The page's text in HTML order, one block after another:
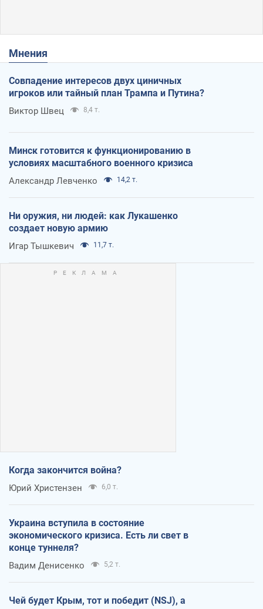
Мнения
Совпадение интересов двух циничных
игроков или тайный план Трампа и Путина?
Виктор Швец 8,4 т.
Минск готовится к функционированию в
условиях масштабного военного кризиса
Александр Левченко 14,2 т.
Ни оружия, ни людей: как Лукашенко
создает новую армию
Игар Тышкевич 11,7 т.
Когда закончится война?
Юрий Христензен 6,0 т.
Украина вступила в состояние
экономического кризиса. Есть ли свет в
конце туннеля?
Вадим Денисенко 5,2 т.
Чей будет Крым, тот и победит (NSJ), а